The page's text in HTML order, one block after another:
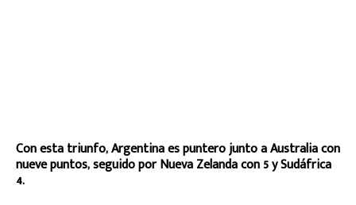
Con esta triunfo, Argentina es puntero junto a Australia con
nueve puntos, seguido por Nueva Zelanda con 5 y Sudáfrica
4.